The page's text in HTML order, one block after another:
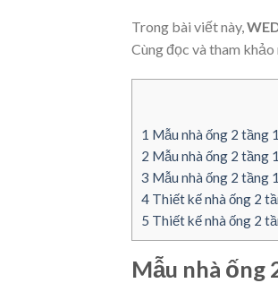
Trong bài viết này,
Cùng đọc và tham khảo
1 Mẫu nhà ống 2 tầng
2 Mẫu nhà ống 2 tầng
3 Mẫu nhà ống 2 tầng
4 Thiết kế nhà ống 2
5 Thiết kế nhà ống 2
Mẫu nhà ống